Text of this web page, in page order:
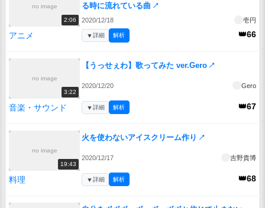
no image
2:06
る時に流れている曲 ↗
2020/12/18 壱円
アニメ 👑66
▼詳細 解析
no image
3:22
【うっせぇわ】歌ってみた ver.Gero ↗
2020/12/20 Gero
音楽・サウンド 👑67
▼詳細 解析
no image
19:43
火を使わないアイスクリーム作り ↗
2020/12/17 吉野貴博
料理 👑68
▼詳細 解析